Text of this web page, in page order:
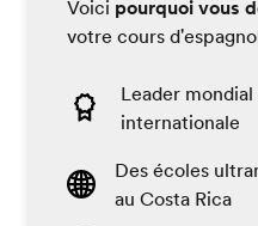
Voici pourquoi vous
votre cours
Leader
internationale
Des écoles
au Costa Rica